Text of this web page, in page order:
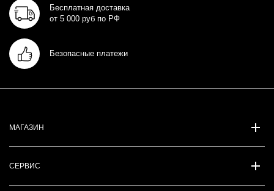
Бесплатная доставка
от 5 000 руб по РФ
Безопасные платежи
МАГАЗИН
СЕРВИС